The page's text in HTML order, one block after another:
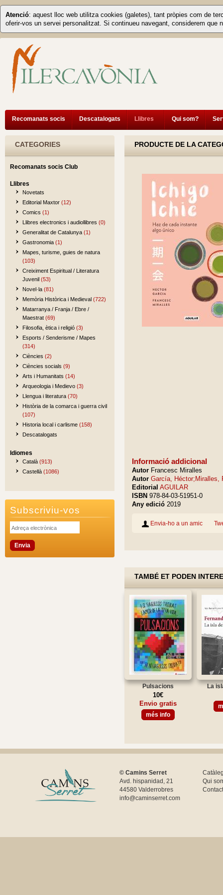
Atenció: aquest lloc web utilitza cookies (galetes), tant pròpies com de
oferir-vos un servei personalitzat. Si continueu navegant, considerem que
Recomanats socis Descatalogats Llibres Qui som?
CATEGORIES
Recomanats socis Club
Llibres
Novetats
Editorial Maxtor (12)
Comics (1)
Llibres electronics i audiollibres (0)
Generalitat de Catalunya (1)
Gastronomia (1)
Mapes, turisme, guies de natura
(103)
Creiximent Espiritual / Literatura
Juvenil (53)
Novel·la (81)
Memòria Històrica i Medieval (722)
Matarranya / Franja / Ebre /
Maestrat (69)
Filosofia, ètica i religió (3)
Esports / Senderisme / Mapes
(314)
Ciències (2)
Ciències socials (9)
Arts i Humanitats (14)
Arqueologia i Medievo (3)
Llengua i literatura (70)
Història de la comarca i guerra civil
(107)
Historia local i carlisme (158)
Descatalogats
Idiomes
Català (913)
Castellà (1086)
Subscriviu-vos
PRODUCTE DE LA
Informació addicional
Autor Francesc Miralles
Autor García, Héctor;Miralles,
Editorial AGUILAR
ISBN 978-84-03-51951-0
Any edició 2019
Envia-ho a un amic
TAMBÉ ET PODEN
Pulsacions
10€
Envio gratis
més info
La
© Camins Serret
Avd. hispanidad, 21
44580 Valderrobres
info@caminserret.com
Qui